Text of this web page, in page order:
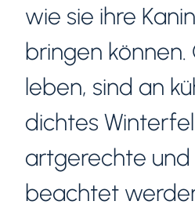
wie sie ihre
bringen
leben, sind an
dichtes
artgerechte
beachtet